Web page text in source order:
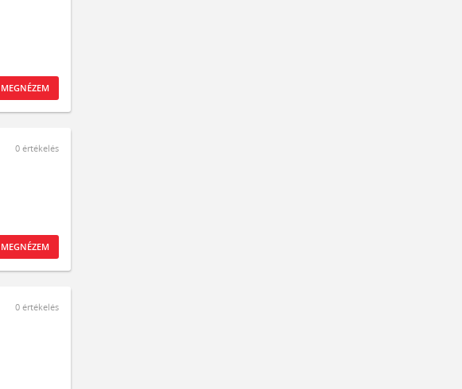
MEGNÉZEM
0 értékelés
MEGNÉZEM
0 értékelés